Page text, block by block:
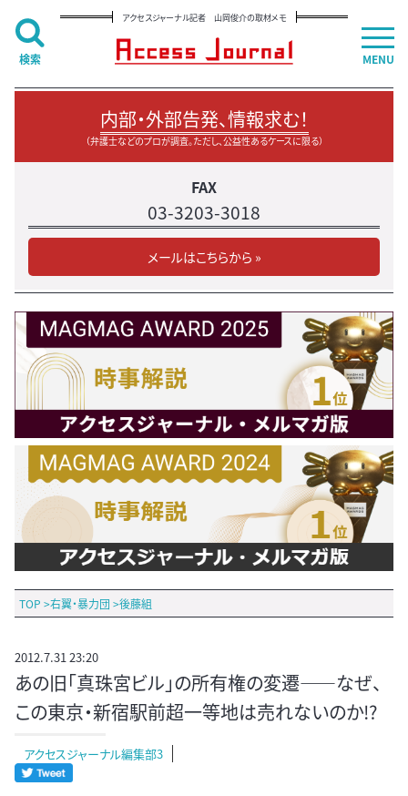
アクセスジャーナル記者 山岡俊介の取材メモ
内部・外部告発、情報求む！
（弁護士などのプロが調査。ただし、公益性あるケースに限る）
FAX
03-3203-3018
メールはこちらから »
TOP >右翼・暴力団 >後藤組
2012.7.31 23:20
あの旧「真珠宮ビル」の所有権の変遷――なぜ、
この東京・新宿駅前超一等地は売れないのか!?
アクセスジャーナル編集部3
MENU
検索